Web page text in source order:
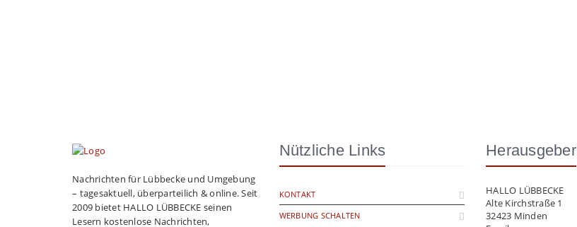
Nachrichten für Lübbecke und Umgebung
– tagesaktuell, überparteilich & online. Seit
2009 bietet HALLO LÜBBECKE seinen
Lesern kostenlose Nachrichten,
Nützliche Links
KONTAKT
WERBUNG SCHALTEN
Herausgeber
HALLO LÜBBECKE
Alte Kirchstraße 1
32423 Minden